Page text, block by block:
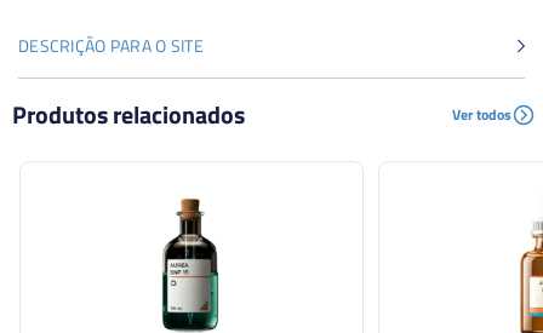
DESCRIÇÃO PARA O SITE
Preservante para cosméticos, produtos de toaletes e
farmacêuticos. Baseado em 2-bromo-2-nitropropano-
1,3-diol, com excelente atividade bactericida em baixas
Produtos relacionados Ver todos